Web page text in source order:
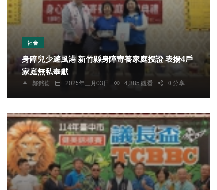
社會
身障兒少避風港 新竹縣身障寄養家庭授證 表揚4戶
家庭無私奉獻
鄭銘德 2025年三月03日 4,385 觀看 0 分享